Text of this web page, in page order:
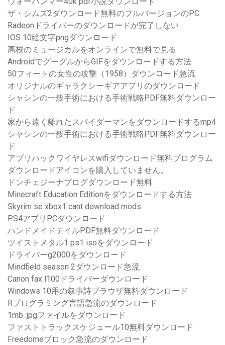
ザ・シムズ2ダウンロード無料のフルバージョンのPC
Radeonドライバーのダウンロードが完了しない
IOS 10絵文字pngダウンロード
高校のミュージカルをオンラインで無料で見る
AndroidでグーグルからGIFをダウンロードする方法
50フィートの女性の攻撃（1958）ダウンロード急流
オリジナルのギャラクシーギアアプリのダウンロード
シャシンの一般手術における手術戦略PDF無料ダウンロー
ド
家から遠く離れたスパイダーマンをダウンロードするmp4
シャシンの一般手術における手術戦略PDF無料ダウンロー
ド
アプリハックワイヤレスwifiダウンロード無料プログラム
ダウンロードアイコンを購入していません。
ドンチェジーナブログダウンロード無料
Minecraft Education Editionをダウンロードする方法
Skyrim se xbox1 cant download mods
PS4アプリPCダウンロード
ハンドメイドテイルPDF無料ダウンロード
ツイストメタル1 ps1 isoをダウンロード
ドライバーg2000をダウンロード
Mindfield season 2ダウンロード急流
Canon fax l100ドライバーダウンロード
Windows 10用の叙事詩ブラウザ無料ダウンロード
Rプログラミング言語急流のダウンロード
1mb .jpgファイルをダウンロード
ファストトラックスケジュール10無料ダウンロード
Freedomeブロック急流のダウンロード